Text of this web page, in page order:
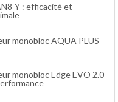
Y : efficacité et
monobloc AQUA PLUS
monobloc Edge EVO 2.0